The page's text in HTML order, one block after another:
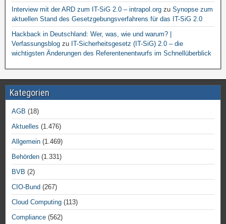
Interview mit der ARD zum IT-SiG 2.0 – intrapol.org zu Synopse zum
aktuellen Stand des Gesetzgebungsverfahrens für das IT-SiG 2.0
Hackback in Deutschland: Wer, was, wie und warum? |
Verfassungsblog zu IT-Sicherheitsgesetz (IT-SiG) 2.0 – die
wichtigsten Änderungen des Referentenentwurfs im Schnellüberblick
Kategorien
AGB (18)
Aktuelles (1.476)
Allgemein (1.469)
Behörden (1.331)
BVB (2)
CIO-Bund (267)
Cloud Computing (113)
Compliance (562)